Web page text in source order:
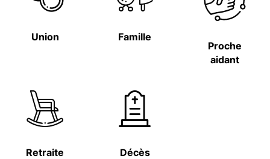
Union Famille
Proche
aidant
Retraite Décès